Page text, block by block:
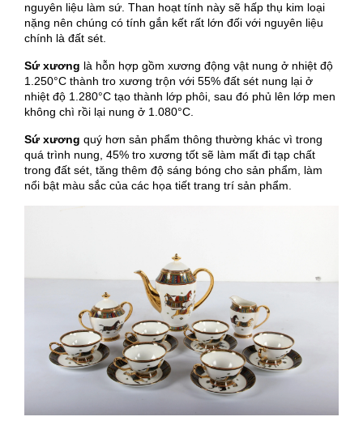
nguyên liệu làm sứ. Than hoạt tính này sẽ hấp thụ kim loại
nặng nên chúng có tính gắn kết rất lớn đối với nguyên liệu
chính là đất sét.
Sứ xương là hỗn hợp gồm xương động vật nung ở nhiệt độ
1.250°C thành tro xương trộn với 55% đất sét nung lại ở
nhiệt độ 1.280°C tạo thành lớp phôi, sau đó phủ lên lớp men
không chì rồi lại nung ở 1.080°C.
Sứ xương quý hơn sản phẩm thông thường khác vì trong
quá trình nung, 45% tro xương tốt sẽ làm mất đi tạp chất
trong đất sét, tăng thêm độ sáng bóng cho sản phẩm, làm
nổi bật màu sắc của các họa tiết trang trí sản phẩm.